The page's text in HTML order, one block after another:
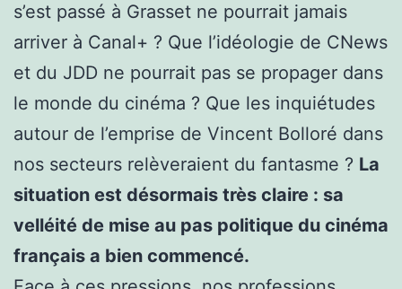
s’est passé à Grasset ne pourrait jamais
arriver à Canal+ ? Que l’idéologie de CNews
et du JDD ne pourrait pas se propager dans
le monde du cinéma ? Que les inquiétudes
autour de l’emprise de Vincent Bolloré dans
nos secteurs relèveraient du fantasme ? La
situation est désormais très claire : sa
velléité de mise au pas politique du cinéma
français a bien commencé.